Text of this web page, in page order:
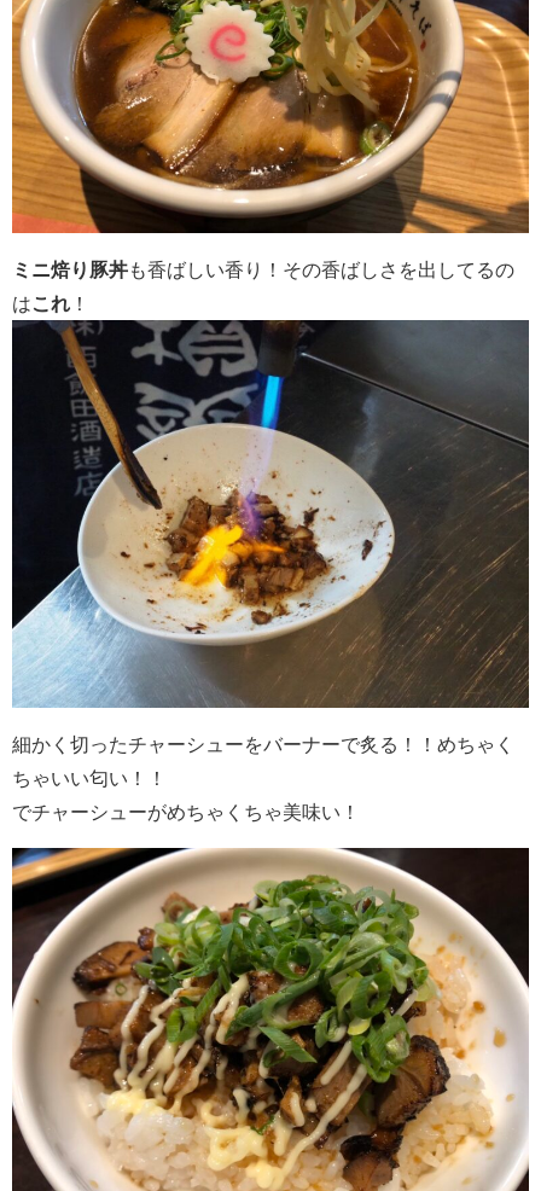
ミニ焙り豚丼も香ばしい香り！その香ばしさを出してるの
はこれ ！
細かく切ったチャーシューをバーナーで炙る！！めちゃく
ちゃいい匂い！！
でチャーシューがめちゃくちゃ美味い！